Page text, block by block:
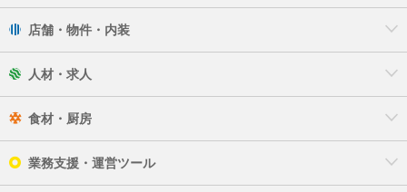
店舗・物件・内装
人材・求人
食材・厨房
業務支援・運営ツール